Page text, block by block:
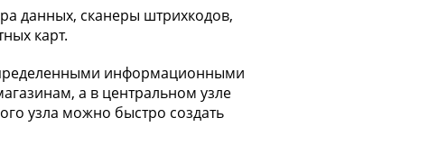
данных, сканеры штрихкодов,
карт.
информационными
а в центральном узле
узла можно быстро создать